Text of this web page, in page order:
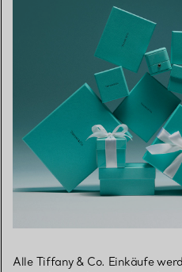
Alle Tiffany & Co. Einkäufe